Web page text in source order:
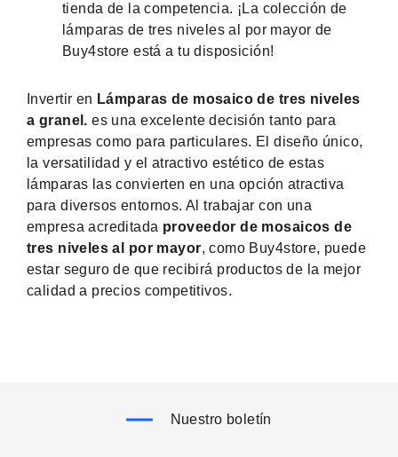
tienda de la competencia. ¡La colección de
lámparas de tres niveles al por mayor de
Buy4store está a tu disposición!
Invertir en Lámparas de mosaico de tres niveles
a granel. es una excelente decisión tanto para
empresas como para particulares. El diseño único,
la versatilidad y el atractivo estético de estas
lámparas las convierten en una opción atractiva
para diversos entornos. Al trabajar con una
empresa acreditada proveedor de mosaicos de
tres niveles al por mayor, como Buy4store, puede
estar seguro de que recibirá productos de la mejor
calidad a precios competitivos.
Nuestro boletín